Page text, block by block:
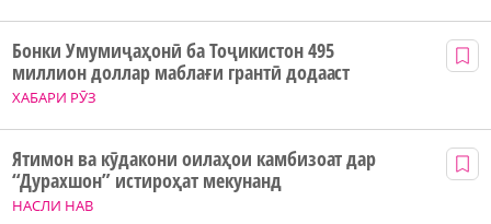
ХАБАРИ РӮЗ
Бонки Умумиҷаҳонӣ ба Тоҷикистон 495
миллион доллар маблағи грантӣ додааст
НАСЛИ НАВ
Ятимон ва кӯдакони оилаҳои камбизоат дар
“Дурахшон” истироҳат мекунанд